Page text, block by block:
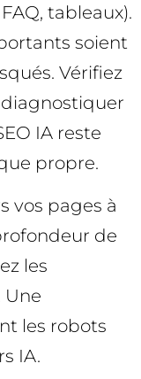
tableaux).
soient
Vérifiez
diagnostiquer
IA reste
propre.
vos pages à
de
les
les robots
IA.